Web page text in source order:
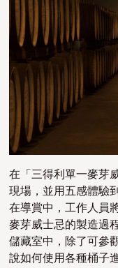
在「三得利單一麥芽
現場，並用五感體驗
在導賞中，工作人員
麥芽威士忌的製造過
儲藏室中，除了可參
說如何使用各種桶子